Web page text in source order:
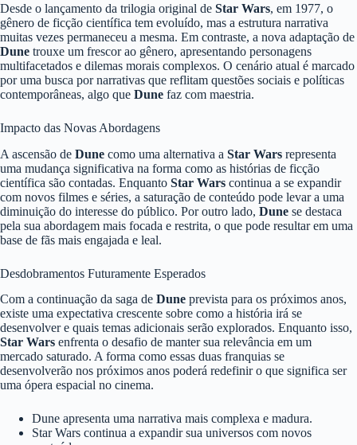
Desde o lançamento da trilogia original de Star Wars, em 1977, o
gênero de ficção científica tem evoluído, mas a estrutura narrativa
muitas vezes permaneceu a mesma. Em contraste, a nova adaptação de
Dune trouxe um frescor ao gênero, apresentando personagens
multifacetados e dilemas morais complexos. O cenário atual é marcado
por uma busca por narrativas que reflitam questões sociais e políticas
contemporâneas, algo que Dune faz com maestria.
Impacto das Novas Abordagens
A ascensão de Dune como uma alternativa a Star Wars representa
uma mudança significativa na forma como as histórias de ficção
científica são contadas. Enquanto Star Wars continua a se expandir
com novos filmes e séries, a saturação de conteúdo pode levar a uma
diminuição do interesse do público. Por outro lado, Dune se destaca
pela sua abordagem mais focada e restrita, o que pode resultar em uma
base de fãs mais engajada e leal.
Desdobramentos Futuramente Esperados
Com a continuação da saga de Dune prevista para os próximos anos,
existe uma expectativa crescente sobre como a história irá se
desenvolver e quais temas adicionais serão explorados. Enquanto isso,
Star Wars enfrenta o desafio de manter sua relevância em um
mercado saturado. A forma como essas duas franquias se
desenvolverão nos próximos anos poderá redefinir o que significa ser
uma ópera espacial no cinema.
Dune apresenta uma narrativa mais complexa e madura.
Star Wars continua a expandir sua universos com novos